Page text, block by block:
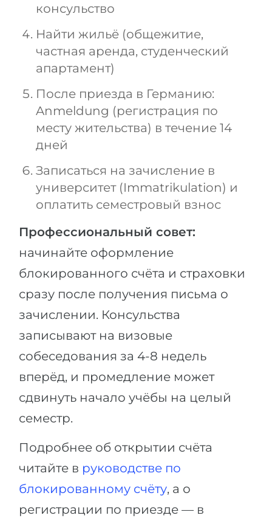
консульство
Найти жильё (общежитие,
частная аренда, студенческий
апартамент)
После приезда в Германию:
Anmeldung (регистрация по
месту жительства) в течение 14
дней
Записаться на зачисление в
университет (Immatrikulation) и
оплатить семестровый взнос
Профессиональный совет:
начинайте оформление
блокированного счёта и страховки
сразу после получения письма о
зачислении. Консульства
записывают на визовые
собеседования за 4-8 недель
вперёд, и промедление может
сдвинуть начало учёбы на целый
семестр.
Подробнее об открытии счёта
читайте в руководстве по
блокированному счёту, а о
регистрации по приезде — в